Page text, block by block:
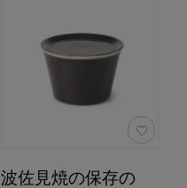
波佐見焼の保存の